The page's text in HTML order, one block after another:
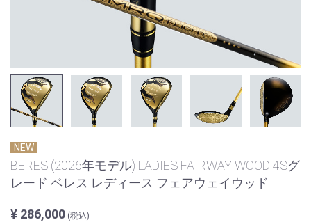
NEW
BERES (2026年モデル) LADIES FAIRWAY WOOD 4Sグ
レード ベレス レディース フェアウェイウッド
¥ 286,000 (税込)